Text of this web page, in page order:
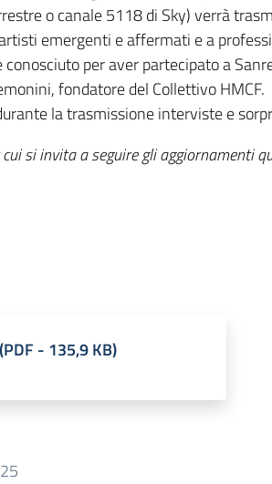
o canale 5118 di Sky) verrà
emergenti e affermati e a
per aver partecipato a
fondatore del Collettivo
la trasmissione interviste e
si invita a seguire gli aggiornamenti
(PDF - 135,9 KB)